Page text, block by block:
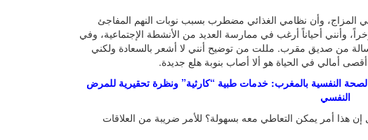
وأن نظامي الغذائي مضطرب بسبب نوبات النهم المفاجئ
وأنني أحياناً أرغب في ممارسة العديد من الأنشطة الإجتماعية، وفي
من صديق مقرب. مللت من توضيح أنني لا أشعر بالسعادة ولكني
أمالي في الحياة هو ألا أصاب بنوبة هلع جديدة.
النفسية بالمغرب: خدمات طبية “كارثية” ونظرة تحقيرية للمرض
النفسي
هذا أمر يمكن التعاطي معه بسهولة؟ للأمر ضريبة من العلاقات